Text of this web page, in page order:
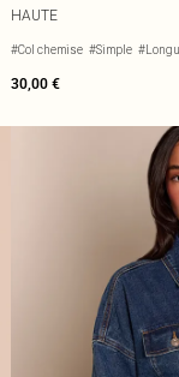
HAUTE
#Col chemise #Simple
30,00 €